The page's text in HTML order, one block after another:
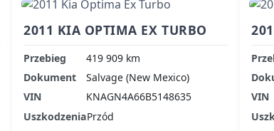
2011 KIA OPTIMA EX TURBO
Przebieg
419 909 km
Dokument
Salvage (New Mexico)
VIN
KNAGN4A66B5148635
UszkodzeniaPrzód
VIN